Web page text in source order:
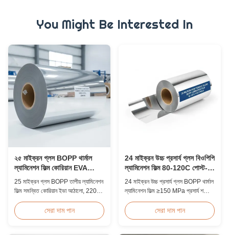
You Might Be Interested In
২৫ মাইক্রন গ্লস BOPP থার্মাল
ল্যামিনেশন ফিল্ম কোরিয়ান EVA
২২০০মিমি
25 মাইক্রন গ্লস BOPP তাপীয় ল্যামিনেশন
ফিল্ম সমন্বিত কোরিয়ান ইভা আঠালো, 2200
MPa, স্ফটিক স্বচ্ছতার সাথে নথি এবং ফটো
সুরক্ষার জন্য আদর্শ।
সেরা দাম পান
24 মাইক্রন উচ্চ প্রসার্য গ্লস বিওপিপি
ল্যামিনেশন ফিল্ম 80-120C পোস্ট-
প্রেস
24 মাইক্রন উচ্চ প্রসার্য গ্লস BOPP থার্মাল
ল্যামিনেশন ফিল্ম ≥150 MPa প্রসার্য শক্তি,
এবং 60m/min লেমিনেটিং গতি, বাণিজ্যিক
প্রিন্টিং পরিবেশে পোস্ট-প্রেস ফিনিশিংয়ের জন্য
সেরা দাম পান